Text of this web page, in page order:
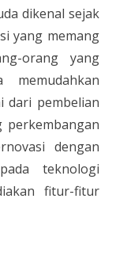
dikenal sejak
yang memang
orang yang
memudahkan
dari pembelian
perkembangan
dengan
teknologi
fitur-fitur